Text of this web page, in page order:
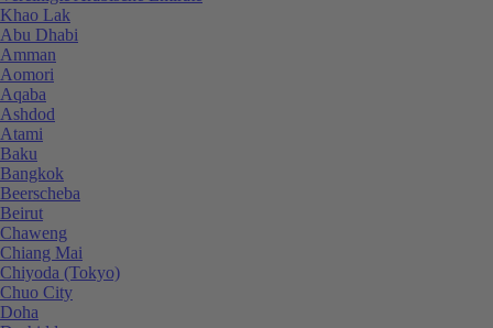
Khao Lak
Abu Dhabi
Amman
Aomori
Aqaba
Ashdod
Atami
Baku
Bangkok
Beerscheba
Beirut
Chaweng
Chiang Mai
Chiyoda (Tokyo)
Chuo City
Doha